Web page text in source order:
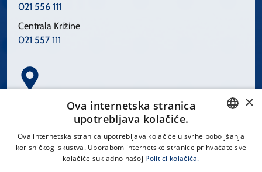
021 556 111
Centrala Križine
021 557 111
Spinčićeva 1, 21000 Split
CROATIAN
×
Ova internetska stranica
upotrebljava kolačiće.
Ova internetska stranica upotrebljava kolačiće u svrhe poboljšanja
korisničkog iskustva. Uporabom internetske stranice prihvaćate sve
kolačiće sukladno našoj Politici kolačića.